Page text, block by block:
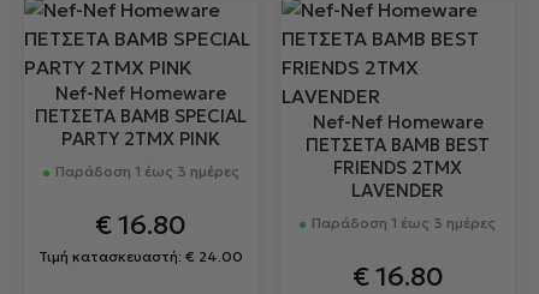
Nef-Nef Homeware
ΠΕΤΣΕΤΑ BAMB SPECIAL
PARTY 2ΤΜΧ PINK
Παράδοση 1 έως 3 ημέρες
€16.80
Τιμή κατασκευαστή:€ 24.00
Nef-Nef Homeware
ΠΕΤΣΕΤΑ BAMB BEST
FRIENDS 2ΤΜΧ
LAVENDER
Παράδοση 1 έως 3 ημέρες
€16.80